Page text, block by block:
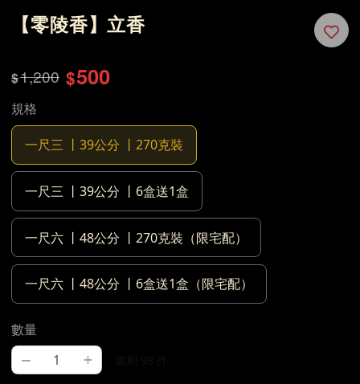
【零陵香】立香
$1,200 $500
規格
一尺三 丨39公分 丨270克裝
一尺三 丨39公分 丨6盒送1盒
一尺六 丨48公分 丨270克裝（限宅配）
一尺六 丨48公分 丨6盒送1盒（限宅配）
數量
– +